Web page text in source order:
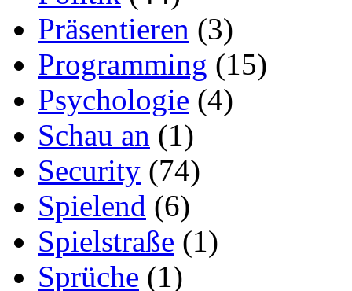
Präsentieren (3)
Programming (15)
Psychologie (4)
Schau an (1)
Security (74)
Spielend (6)
Spielstraße (1)
Sprüche (1)